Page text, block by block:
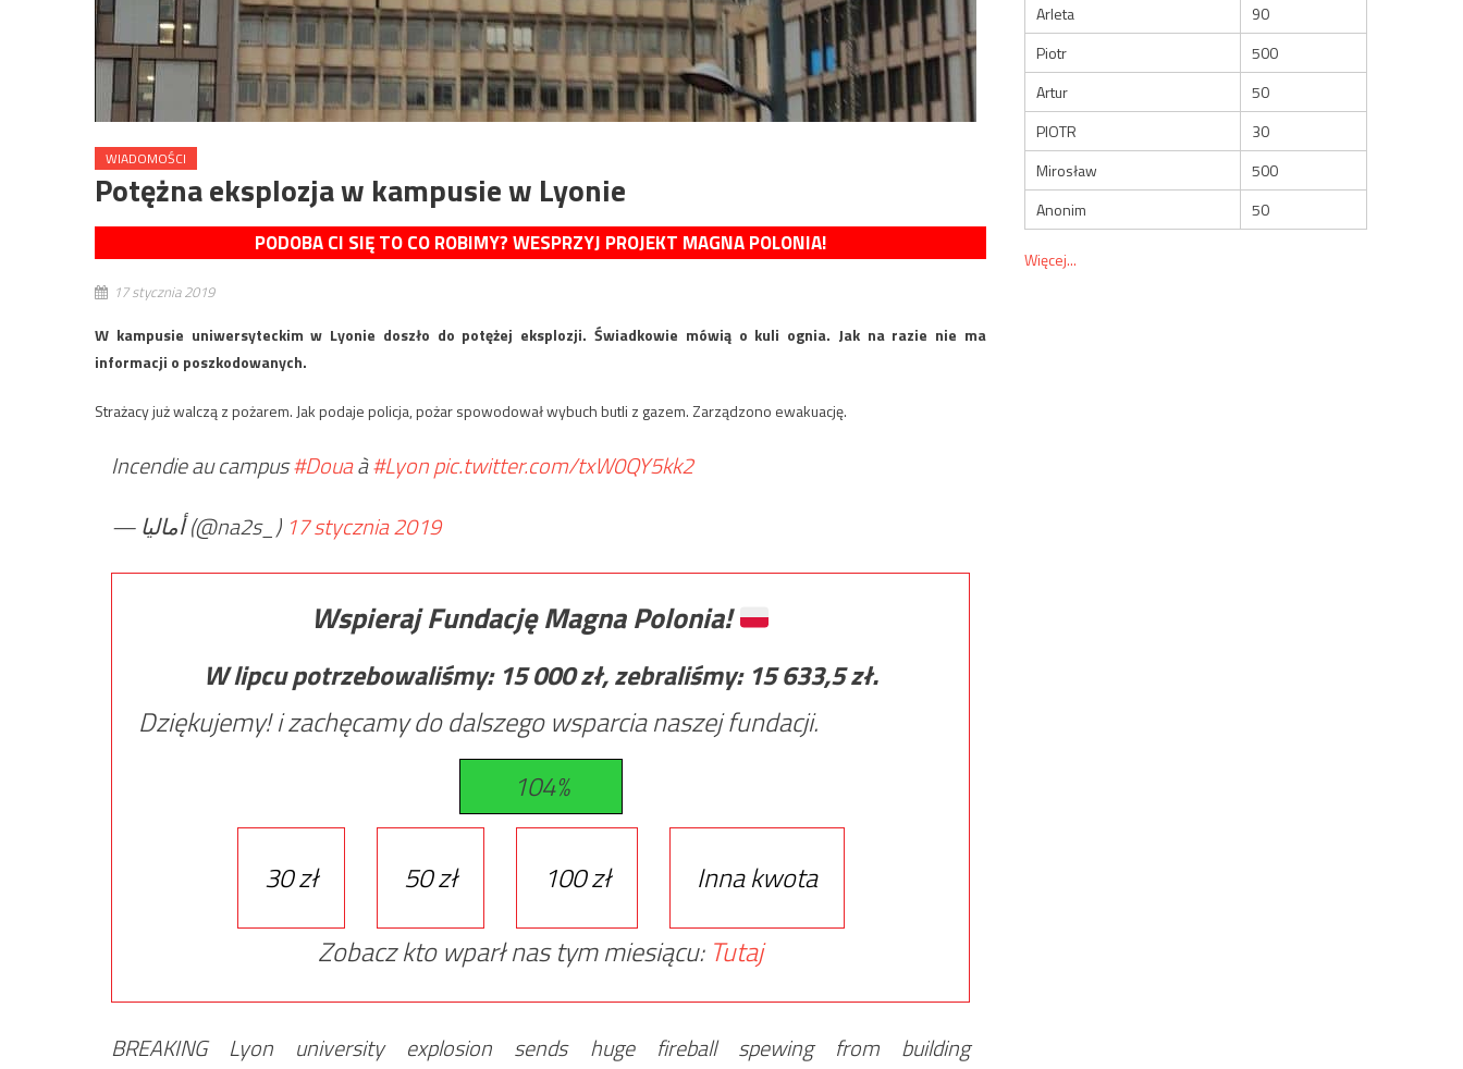
WIADOMOŚCI
Potężna eksplozja w kampusie w Lyonie
PODOBA CI SIĘ TO CO ROBIMY? WESPRZYJ PROJEKT MAGNA POLONIA!
17 stycznia 2019
W kampusie uniwersyteckim w Lyonie doszło do potężej eksplozji. Świadkowie mówią o kuli ognia. Jak na razie nie ma
informacji o poszkodowanych.
Strażacy już walczą z pożarem. Jak podaje policja, pożar spowodował wybuch butli z gazem. Zarządzono ewakuację.
Incendie au campus#Douaà#Lyonpic.twitter.com/txW0QY5kk2
— أماليا (@na2s_) 17 stycznia 2019
Wspieraj Fundację Magna Polonia!
W lipcu potrzebowaliśmy: 15 000zł, zebraliśmy: 15 633,5zł.
Dziękujemy! i zachęcamy do dalszego wsparcia naszej fundacji.
104%
30 zł 50 zł 100 zł
Inna kwota
Zobacz kto wparł nas tym miesiącu: Tutaj
BREAKING Lyon university explosion sends huge fireball spewing from building
Arleta
90
Piotr
500
Artur
50
PIOTR
30
Mirosław
500
Anonim
50
Więcej...